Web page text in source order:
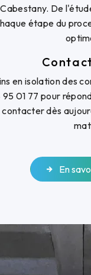
De
étape du
en isolation des
01 77 pour
contacter dès
En